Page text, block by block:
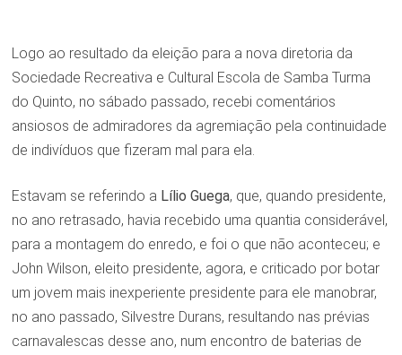
Logo ao resultado da eleição para a nova diretoria da
Sociedade Recreativa e Cultural Escola de Samba Turma
do Quinto, no sábado passado, recebi comentários
ansiosos de admiradores da agremiação pela continuidade
de indivíduos que fizeram mal para ela.
Estavam se referindo a Lílio Guega, que, quando presidente,
no ano retrasado, havia recebido uma quantia considerável,
para a montagem do enredo, e foi o que não aconteceu; e
John Wilson, eleito presidente, agora, e criticado por botar
um jovem mais inexperiente presidente para ele manobrar,
no ano passado, Silvestre Durans, resultando nas prévias
carnavalescas desse ano, num encontro de baterias de